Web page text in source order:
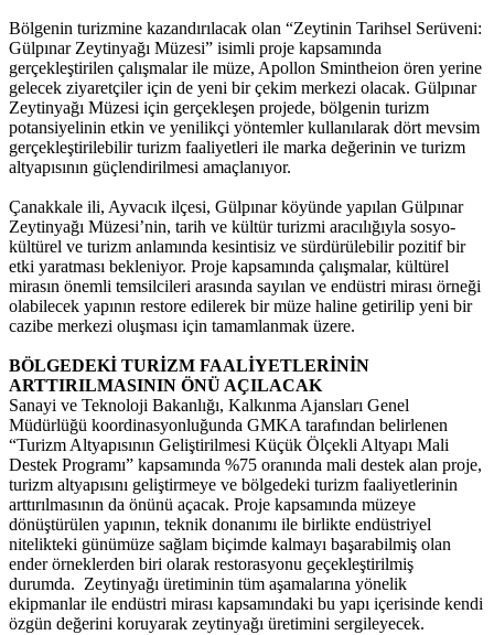
Bölgenin turizmine kazandırılacak olan “Zeytinin Tarihsel Serüveni:
Gülpınar Zeytinyağı Müzesi” isimli proje kapsamında
gerçekleştirilen çalışmalar ile müze, Apollon Smintheion ören yerine
gelecek ziyaretçiler için de yeni bir çekim merkezi olacak. Gülpınar
Zeytinyağı Müzesi için gerçekleşen projede, bölgenin turizm
potansiyelinin etkin ve yenilikçi yöntemler kullanılarak dört mevsim
gerçekleştirilebilir turizm faaliyetleri ile marka değerinin ve turizm
altyapısının güçlendirilmesi amaçlanıyor.
Çanakkale ili, Ayvacık ilçesi, Gülpınar köyünde yapılan Gülpınar
Zeytinyağı Müzesi’nin, tarih ve kültür turizmi aracılığıyla sosyo-
kültürel ve turizm anlamında kesintisiz ve sürdürülebilir pozitif bir
etki yaratması bekleniyor. Proje kapsamında çalışmalar, kültürel
mirasın önemli temsilcileri arasında sayılan ve endüstri mirası örneği
olabilecek yapının restore edilerek bir müze haline getirilip yeni bir
cazibe merkezi oluşması için tamamlanmak üzere.
BÖLGEDEKİ TURİZM FAALİYETLERİNİN
ARTTIRILMASININ ÖNÜ AÇILACAK
Sanayi ve Teknoloji Bakanlığı, Kalkınma Ajansları Genel
Müdürlüğü koordinasyonluğunda GMKA tarafından belirlenen
“Turizm Altyapısının Geliştirilmesi Küçük Ölçekli Altyapı Mali
Destek Programı” kapsamında %75 oranında mali destek alan proje,
turizm altyapısını geliştirmeye ve bölgedeki turizm faaliyetlerinin
arttırılmasının da önünü açacak. Proje kapsamında müzeye
dönüştürülen yapının, teknik donanımı ile birlikte endüstriyel
nitelikteki günümüze sağlam biçimde kalmayı başarabilmiş olan
ender örneklerden biri olarak restorasyonu geçekleştirilmiş
durumda. Zeytinyağı üretiminin tüm aşamalarına yönelik
ekipmanlar ile endüstri mirası kapsamındaki bu yapı içerisinde kendi
özgün değerini koruyarak zeytinyağı üretimini sergileyecek.